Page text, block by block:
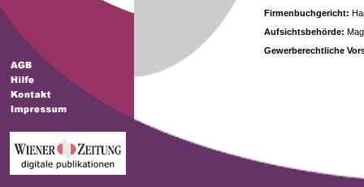
Firmenbuchgericht:
Aufsichtsbehörde:
Gewerberechtliche